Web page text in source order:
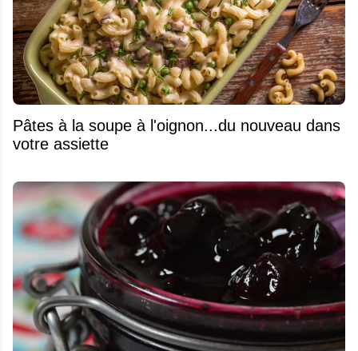
Pâtes à la soupe à l'oignon...du nouveau dans
votre assiette